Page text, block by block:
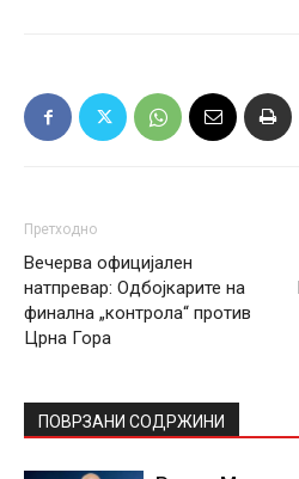
Претходно
Вечерва официјален
натпревар: Одбојкарите на
финална „контрола“ против
Црна Гора
ПОВРЗАНИ СОДРЖИНИ